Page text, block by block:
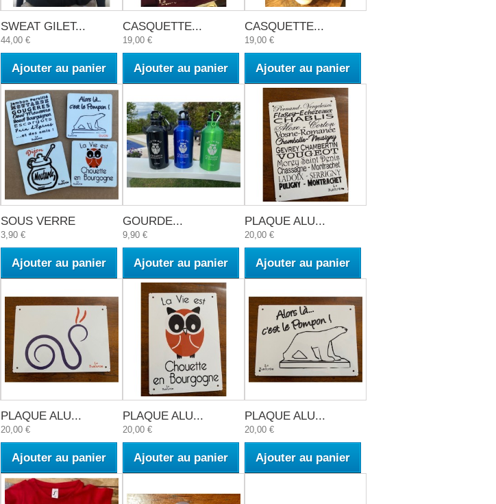
SWEAT GILET...
44,00 €
Ajouter au panier
CASQUETTE...
19,00 €
Ajouter au panier
CASQUETTE...
19,00 €
Ajouter au panier
SOUS VERRE
3,90 €
Ajouter au panier
GOURDE...
9,90 €
Ajouter au panier
PLAQUE ALU...
20,00 €
Ajouter au panier
PLAQUE ALU...
20,00 €
Ajouter au panier
PLAQUE ALU...
20,00 €
Ajouter au panier
PLAQUE ALU...
20,00 €
Ajouter au panier